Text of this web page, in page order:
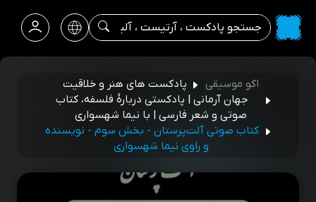
اکو موسیقی
پادکست های هنر و خلاقیت
جهان آرمانی | پادکستی دربارۀ فلسفه، کتاب
صوتی و شعر فارسی | با نیما شهسواری
کتاب صوتی آلت‌پرستان - بخش سوم - نویسنده
و راوی نیما شهسواری